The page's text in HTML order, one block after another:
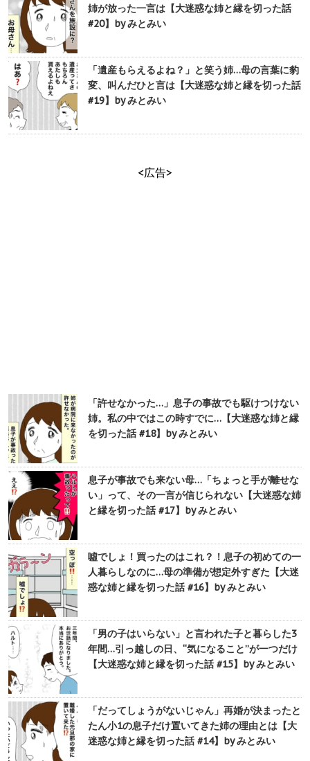
姉が放った一言は【大迷惑な姉と縁を切った話
#20】by みとみい
「遺産もらえるよね？」と笑う姉…母の言葉に豹
変、叫んだひと言は【大迷惑な姉と縁を切った話
#19】by みとみい
<広告>
「許せなかった…」息子の事故でも駆けつけない
姉。私の中ではこの時すでに…【大迷惑な姉と縁
を切った話 #18】by みとみい
息子が事故でも来ない母…「ちょっと手が離せな
い」って、その一言が信じられない【大迷惑な姉
と縁を切った話 #17】by みとみい
噓でしょ！買ったのはこれ？！息子の初めての一
人暮らしなのに…母の準備が想定外すぎた【大迷
惑な姉と縁を切った話 #16】by みとみい
「男の子はいらない」と言われた子と暮らした3
年間…引っ越しの日、“気になること”が一つだけ
【大迷惑な姉と縁を切った話 #15】by みとみい
「だってしょうがないじゃん」再婚が決まったと
たん小1の息子だけ置いてきた姉の理由とは【大
迷惑な姉と縁を切った話 #14】by みとみい